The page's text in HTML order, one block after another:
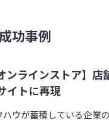
功事例
ンラインストア】店
イトに再現
ウが蓄積している企業